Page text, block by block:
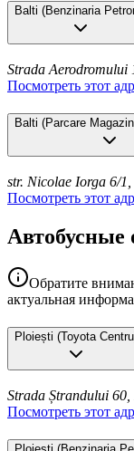
Balti (Benzinaria
Strada
Посмотреть этот
Balti (Parcare
str. Nicolae Iorga 6/
Посмотреть этот
Обратите
актуальная
Ploiești (Toyota Centru
Strada Ștrandului
Посмотреть этот